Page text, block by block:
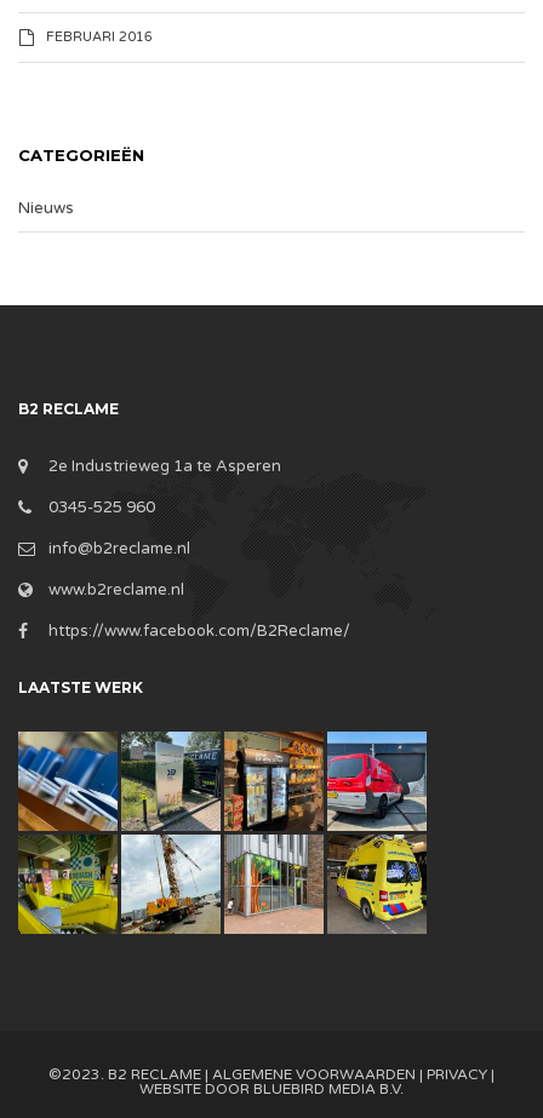
FEBRUARI 2016
CATEGORIEËN
Nieuws
B2 RECLAME
2e Industrieweg 1a te Asperen
0345-525 960
info@b2reclame.nl
www.b2reclame.nl
https://www.facebook.com/B2Reclame/
LAATSTE WERK
©2023. B2 RECLAME | ALGEMENE VOORWAARDEN | PRIVACY |
WEBSITE DOOR BLUEBIRD MEDIA B.V.